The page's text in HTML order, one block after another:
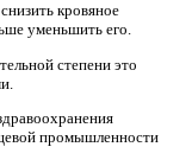
кровяное
уменьшить его.
степени это
промышленности